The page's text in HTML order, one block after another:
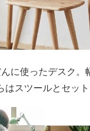
に使ったデスク。
はスツールとセット